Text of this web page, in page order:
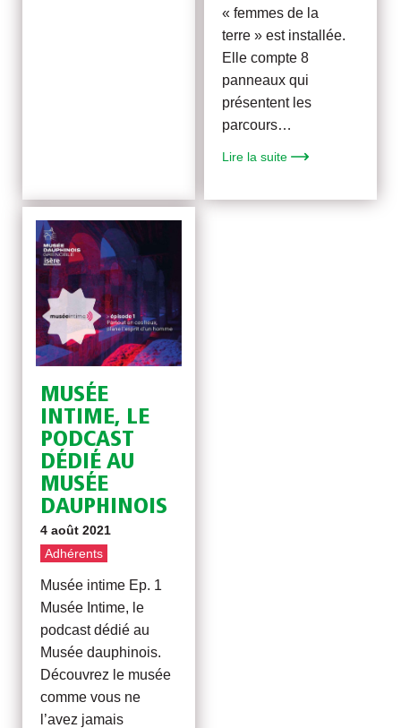
« femmes de la
terre » est installée.
Elle compte 8
panneaux qui
présentent les
parcours…
Lire la suite
MUSÉE
INTIME, LE
PODCAST
DÉDIÉ AU
MUSÉE
DAUPHINOIS
4 août 2021
Adhérents
Musée intime Ep. 1
Musée Intime, le
podcast dédié au
Musée dauphinois.
Découvrez le musée
comme vous ne
l’avez jamais